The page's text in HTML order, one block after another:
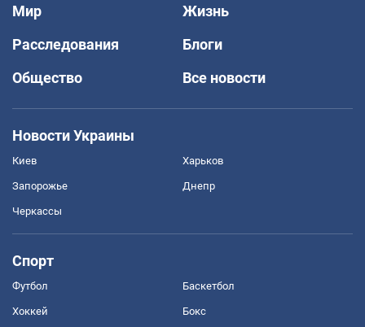
Мир
Жизнь
Расследования
Блоги
Общество
Все новости
Новости Украины
Киев Харьков
Запорожье Днепр
Черкассы
Спорт
Футбол Баскетбол
Хоккей Бокс